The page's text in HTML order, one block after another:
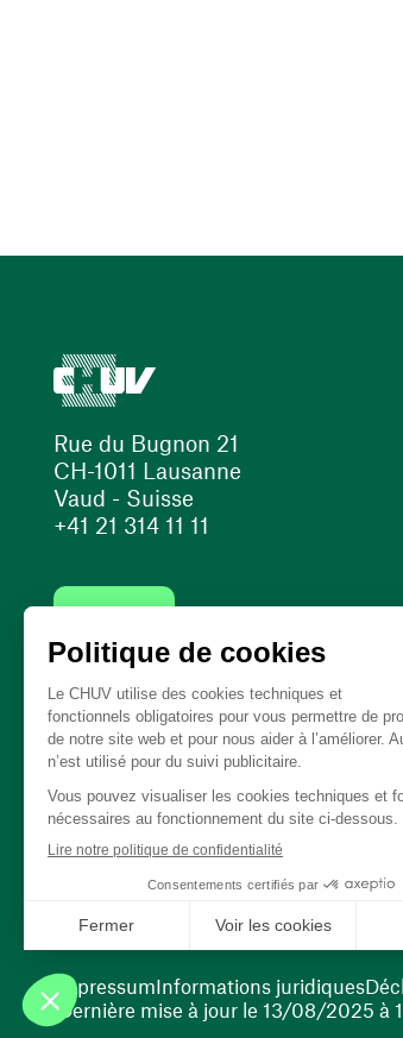
Rue du Bugnon 21
CH-1011 Lausanne
Vaud - Suisse
+41 21 314 11 11
(ouvre une nouvelle fenêtre)
(ouvre une
Dernière mise à jour le 13/08/2025 à
ImpressumInformations juridiques